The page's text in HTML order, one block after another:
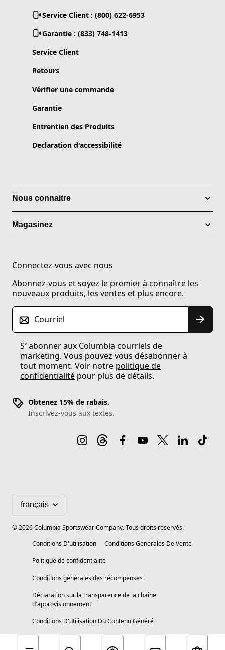
Service Client : (800) 622-6953
Garantie : (833) 748-1413
Service Client
Retours
Vérifier une commande
Garantie
Entrentien des Produits
Declaration d'accessibilité
Nous connaitre
Magasinez
Connectez-vous avec nous
Abonnez-vous et soyez le premier à connaître les
nouveaux produits, les ventes et plus encore.
Courriel
S′ abonner aux Columbia courriels de
marketing. Vous pouvez vous désabonner à
tout moment. Voir notre politique de
confidentialité pour plus de détails.
Obtenez 15% de rabais.
Inscrivez-vous aux textes.
©2026Columbia Sportswear Company. Tous droits réservés.
Conditions D'utilisation
Conditions Générales De Vente
Politique de confidentialité
Conditions générales des récompenses
Déclaration sur la transparence de la chaîne
d'approvisionnement
Conditions D'utilisation Du Contenu Généré